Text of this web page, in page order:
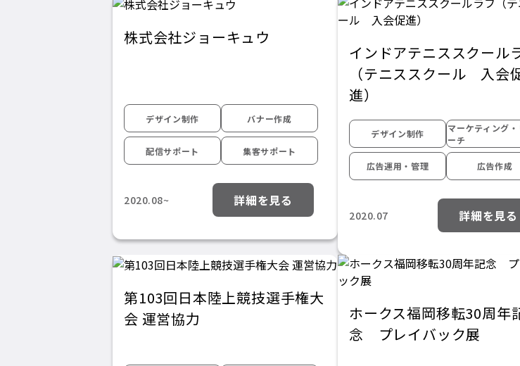
株式会社ジョーキュウ
デザイン制作 バナー作成
配信サポート 集客サポート
2020.08~ 詳細を見る
インドアテニススクール
（テニススクール 入会
進）
デザイン制作
マーケティング
ーチ
広告運用・管理 広告作成
2020.07 詳細を見る
第103回日本陸上競技選手権大
会 運営協力
ホークス福岡移転30周年
念 プレイバック展